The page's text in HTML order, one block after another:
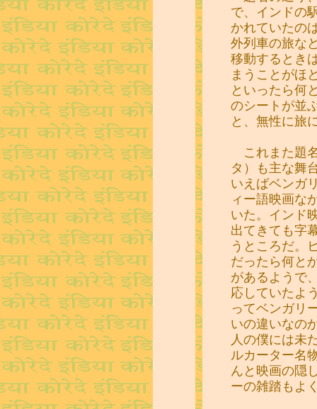
で、インドの
かれていたの
外列車の旅な
移動するとき
まうことがほ
といったら何
のシートが並
と、無性に旅
これまた題
タ）も主な舞
いえばベンガ
ィー語映画な
いた。インド
出てきても字
うところだ。
だったら何と
があるようで
応していたよ
ってベンガリ
いの違いなの
人の僕には未
ルカーター名
んと映画の隠
ーの雑踏もよ